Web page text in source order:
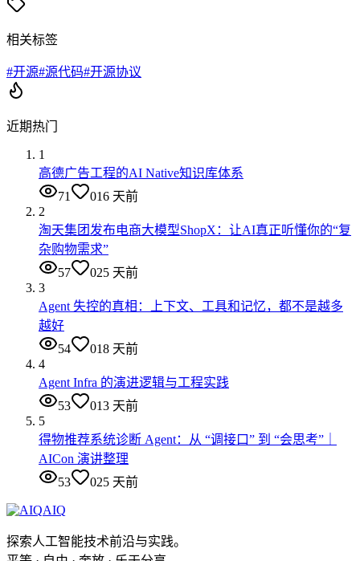
相关标签
#开源#源代码#开源协议
近期热门
1
高德广告工程的AI Native知识库体系
71
016 天前
2
淘天集团发布电商大模型ShopX：让AI真正听懂你的“复
杂购物需求”
57
025 天前
3
Agent 失控的真相：上下文、工具和记忆，都不是越多
越好
54
018 天前
4
Agent Infra 的演进逻辑与工程实践
53
013 天前
5
得物推荐系统诊断 Agent：从 “调接口” 到 “会思考”｜
AICon 演讲整理
53
025 天前
AIQ
探索人工智能技术前沿与实践。